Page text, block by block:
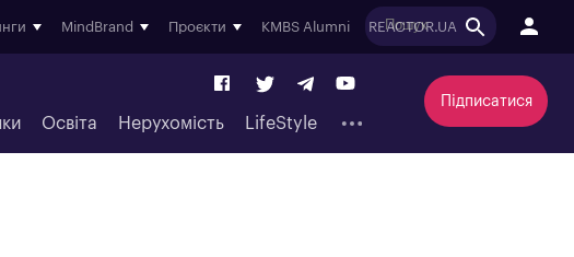
MindBrand Проєкти KMBS Alumni REACTOR.UA
Освіта Нерухомість LifeStyle
Підписатися